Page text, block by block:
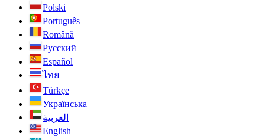
Polski
Português
Română
Русский
Español
ไทย
Türkçe
Українська
العربية
English